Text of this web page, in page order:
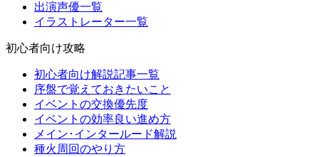
出演声優一覧
イラストレーター一覧
初心者向け攻略
初心者向け解説記事一覧
序盤で覚えておきたいこと
イベントの交換優先度
イベントの効率良い進め方
メイン･インタールード解説
種火周回のやり方